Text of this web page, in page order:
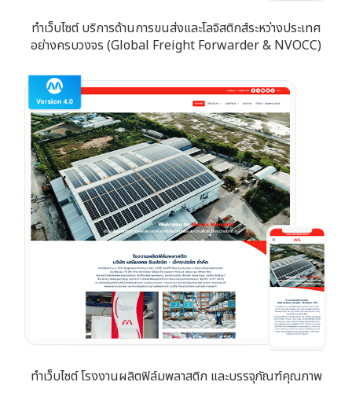
ทำเว็บไซต์ บริการด้านการขนส่งและโลจิสติกส์ระหว่างประเทศ
อย่างครบวงจร (Global Freight Forwarder & NVOCC)
ทำเว็บไซต์ โรงงานผลิตฟิล์มพลาสติก และบรรจุภัณฑ์คุณภาพ